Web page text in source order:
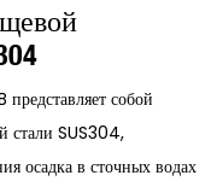
собой
стали SUS304,
осадка в сточных водах